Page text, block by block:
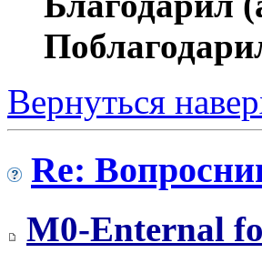
Вернуться
Re:
M0-Enternal